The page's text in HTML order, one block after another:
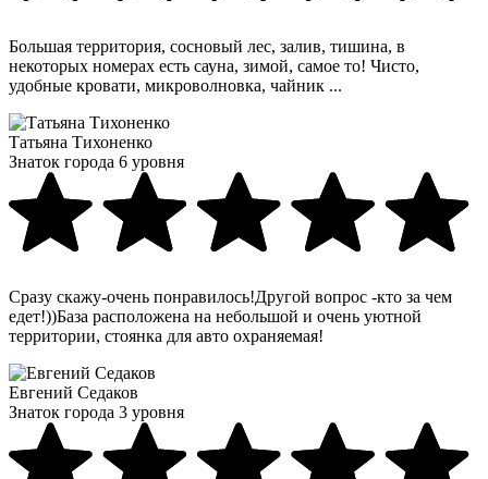
Большая территория, сосновый лес, залив, тишина, в
некоторых номерах есть сауна, зимой, самое то! Чисто,
удобные кровати, микроволновка, чайник ...
Татьяна Тихоненко
Знаток города 6 уровня
Сразу скажу-очень понравилось!Другой вопрос -кто за чем
едет!))База расположена на небольшой и очень уютной
территории, стоянка для авто охраняемая!
Евгений Седаков
Знаток города 3 уровня